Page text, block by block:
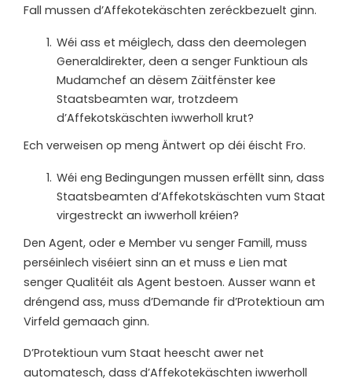
Fall mussen d’Affekotekäschten zeréckbezuelt ginn.
Wéi ass et méiglech, dass den deemolegen
Generaldirekter, deen a senger Funktioun als
Mudamchef an dësem Zäitfënster kee
Staatsbeamten war, trotzdeem
d’Affekotskäschten iwwerholl krut?
Ech verweisen op meng Äntwert op déi éischt Fro.
Wéi eng Bedingungen mussen erfëllt sinn, dass
Staatsbeamten d’Affekotskäschten vum Staat
virgestreckt an iwwerholl kréien?
Den Agent, oder e Member vu senger Famill, muss
perséinlech viséiert sinn an et muss e Lien mat
senger Qualitéit als Agent bestoen. Ausser wann et
dréngend ass, muss d’Demande fir d’Protektioun am
Virfeld gemaach ginn.
D’Protektioun vum Staat heescht awer net
automatesch, dass d’Affekotekäschten iwwerholl